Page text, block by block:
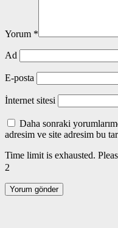
Yorum *
Ad
E-posta
İnternet sitesi
Daha sonraki
adresim ve site adresim bu
Time limit is exhausted.
2